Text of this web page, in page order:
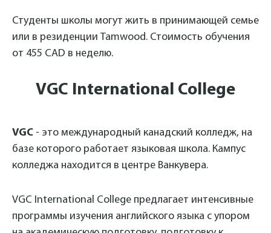
Студенты школы могут жить в принимающей семье
или в резиденции Tamwood. Стоимость обучения
от 455 CAD в неделю.
VGC International College
VGC - это международный канадский колледж, на
базе которого работает языковая школа. Кампус
колледжа находится в центре Ванкувера.
VGC International College предлагает интенсивные
программы изучения английского языка с упором